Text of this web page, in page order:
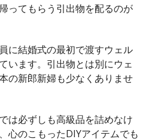
ってもらう引出物を配るのが
に結婚式の最初で渡すウェル
います。引出物とは別にウェ
の新郎新婦も少なくありませ
は必ずしも高級品を詰めなけ
心のこもったDIYアイテムでも